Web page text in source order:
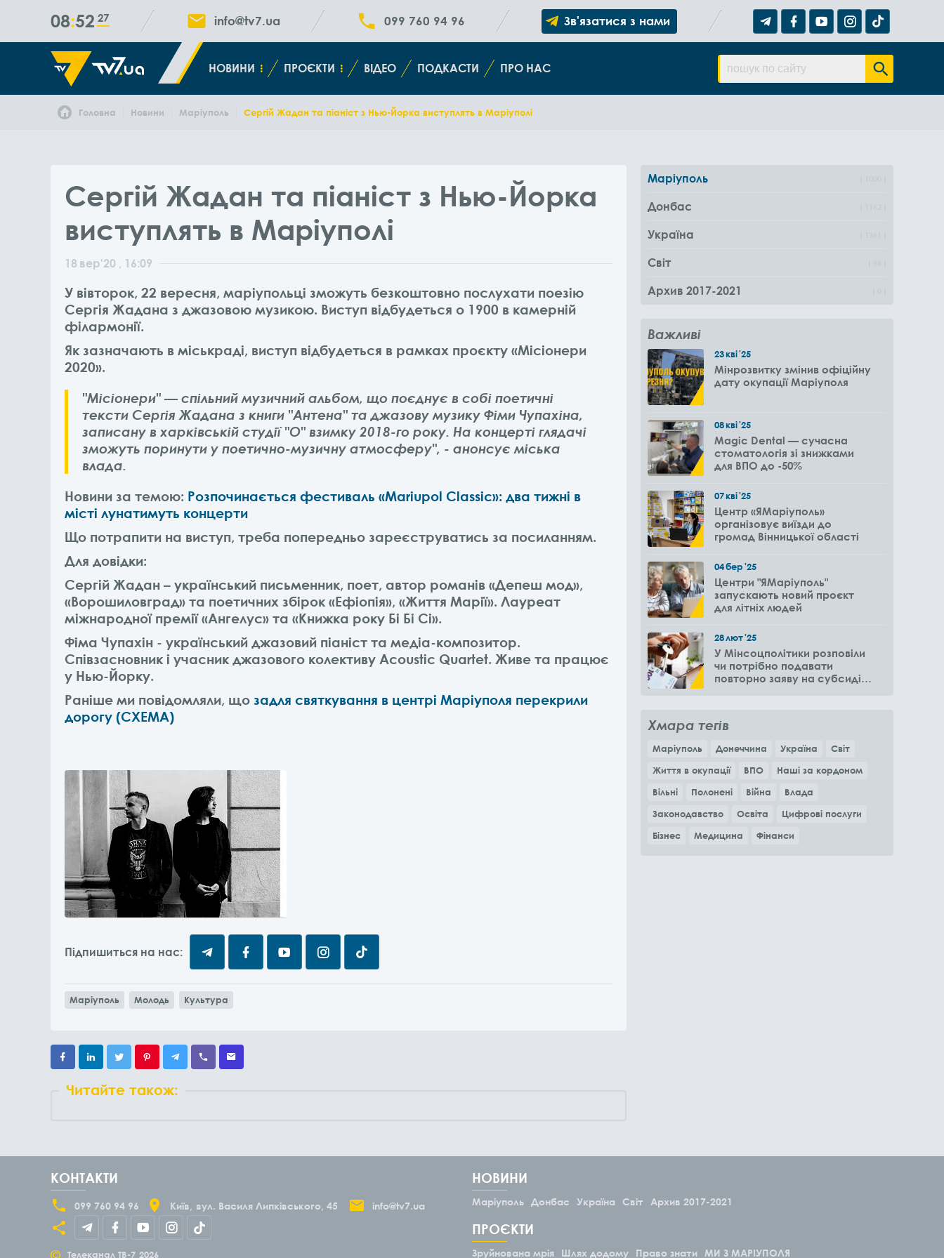
08 52 28 info@tv7.ua 099 760 94 96 Зв'язатися з нами
НОВИНИ ПРОЄКТИ ВІДЕО ПОДКАСТИ ПРО НАС
Головна Новини Маріуполь Сергій Жадан та піаніст з Нью-Йорка виступлять в Маріуполі
Сергій Жадан та піаніст з Нью-Йорка
виступлять в Маріуполі
18 вер'20 , 16:09
У вівторок, 22 вересня, маріупольці зможуть безкоштовно послухати поезію
Сергія Жадана з джазовою музикою. Виступ відбудеться о 1900 в камерній
філармонії.
Як зазначають в міськраді, виступ відбудеться в рамках проєкту «Місіонери
2020».
"Місіонери" — спільний музичний альбом, що поєднує в собі поетичні
тексти Сергія Жадана з книги "Антена" та джазову музику Фіми Чупахіна,
записану в харківській студії "О" взимку 2018-го року. На концерті глядачі
зможуть поринути у поетично-музичну атмосферу", - анонсує міська
влада.
Новини за темою: Розпочинається фестиваль «Mariupol Classic»: два тижні в
місті лунатимуть концерти
Що потрапити на виступ, треба попередньо зареєструватись за посиланням.
Для довідки:
Сергій Жадан – український письменник, поет, автор романів «Депеш мод»,
«Ворошиловград» та поетичних збірок «Ефіопія», «Життя Марії». Лауреат
міжнародної премії «Ангелус» та «Книжка року Бі Бі Сі».
Фіма Чупахін - український джазовий піаніст та медіа-композитор.
Співзасновник і учасник джазового колективу Acoustic Quartet. Живе та працює
у Нью-Йорку.
Раніше ми повідомляли, що задля святкування в центрі Маріуполя перекрили
дорогу (СХЕМА)
Підпишиться на нас:
Маріуполь Молодь Культура
Читайте також:
Маріуполь
Донбас
Україна
Світ
Архив 2017-2021
Важливі
23кві'25
Мінрозвитку змінив офіційну
дату окупації Маріуполя
08кві'25
Magic Dental — сучасна
стоматологія зі знижками
для ВПО до -50%
07кві'25
Центр «ЯМаріуполь»
організовує виїзди до
громад Вінницької області
04бер'25
Центри "ЯМаріуполь"
запускають новий проєкт
для літніх людей
28лют'25
У Мінсоцполітики розповіли
чи потрібно подавати
повторно заяву на субсидію
Хмара тегів
Маріуполь Донеччина Україна
Світ
Життя в окупації
ВПО
Наші за кордоном
Вільні
Полонені Війна
Влада
Законодавство
Освіта
Цифрові послуги
Бізнес
Медицина Фінанси
КОНТАКТИ
099 760 94 96 Київ вул. Василя Липківського, 45 info@tv7.ua
© Телеканал ТВ-7 2026
НОВИНИ
Маріуполь Донбас Україна Світ Архив 2017-2021
ПРОЄКТИ
Зруйнована мрія Шлях додому Право знати МИ З МАРІУПОЛЯ